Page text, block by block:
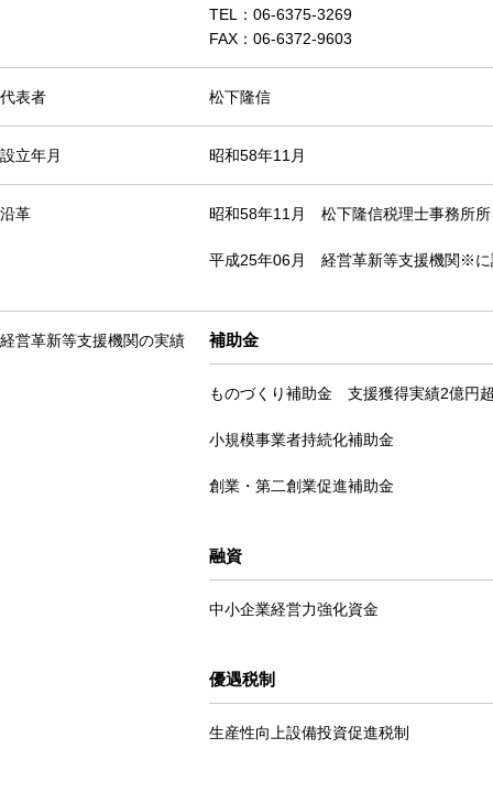
TEL：06-6375-3269
FAX：06-6372-9603
代表者 松下隆信
設立年月 昭和58年11月
沿革 昭和58年11月 松下隆信税理士事務所所
平成25年06月 経営革新等支援機関※に
経営革新等支援機関の実績 補助金
ものづくり補助金 支援獲得実績2億円
小規模事業者持続化補助金
創業・第二創業促進補助金
融資
中小企業経営力強化資金
優遇税制
生産性向上設備投資促進税制